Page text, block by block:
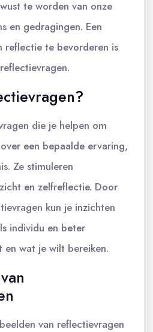
te worden van onze
en gedragingen. Een
reflectie te bevorderen is
die je helpen om
een bepaalde ervaring,
Ze stimuleren
en zelfreflectie. Door
kun je inzichten
individu en beter
en wat je wilt bereiken.
van reflectievragen